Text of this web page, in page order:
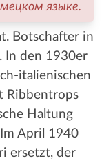
языке.
Botschafter in
In den 1930er
italienischen
Ribbentrops
Haltung
April 1940
ersetzt, der